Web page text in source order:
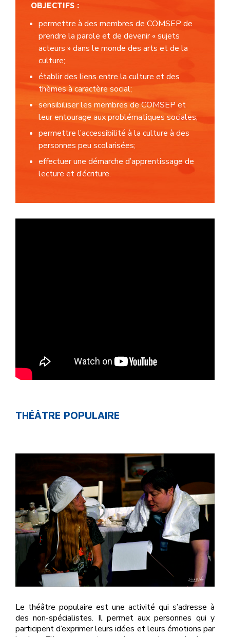
OBJECTIFS :
permettre à des membres de COMSEP de
prendre la parole et de devenir « sujets
acteurs » dans le monde des arts et de la
culture;
établir des liens entre la culture et des
thèmes à caractère social;
sensibiliser les membres de COMSEP et
leur entourage aux problématiques sociales;
permettre l’accessibilité à la culture à des
personnes peu scolarisées;
effectuer une démarche d’apprentissage de
lecture et d’écriture.
THÉÂTRE POPULAIRE
Le théâtre populaire est une activité qui s’adresse à
des non-spécialistes. Il permet aux personnes qui y
participent d’exprimer leurs idées et leurs émotions par